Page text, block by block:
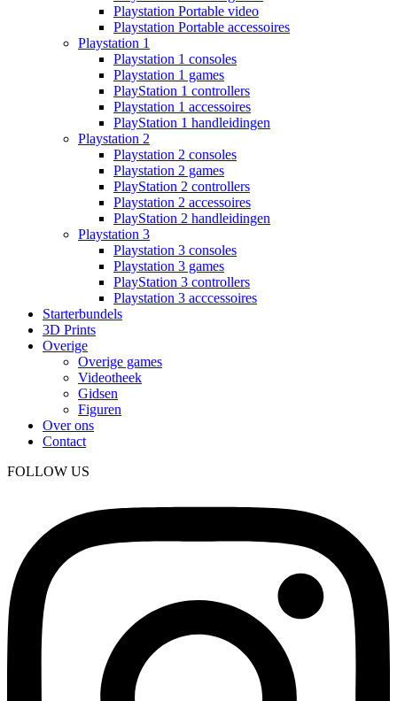
Playstation Portable video
Playstation Portable accessoires
Playstation 1
Playstation 1 consoles
Playstation 1 games
PlayStation 1 controllers
Playstation 1 accessoires
PlayStation 1 handleidingen
Playstation 2
Playstation 2 consoles
Playstation 2 games
PlayStation 2 controllers
Playstation 2 accessoires
PlayStation 2 handleidingen
Playstation 3
Playstation 3 consoles
Playstation 3 games
PlayStation 3 controllers
Playstation 3 acccessoires
Starterbundels
3D Prints
Overige
Overige games
Videotheek
Gidsen
Figuren
Over ons
Contact
FOLLOW US